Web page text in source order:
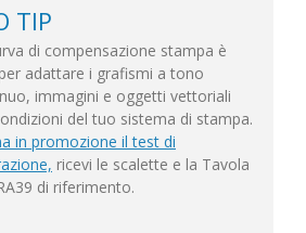
TIP
di compensazione stampa è
adattare i grafismi a tono
immagini e oggetti vettoriali
del tuo sistema di stampa.
in promozione il test di
ricevi le scalette e la Tavola
di riferimento.